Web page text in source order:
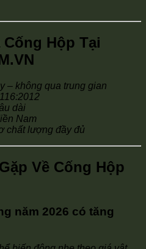
Hộp Tại
– không qua trung gian
dài
Nam
chất lượng đầy đủ
Về Cống Hộp
năm 2026 có tăng